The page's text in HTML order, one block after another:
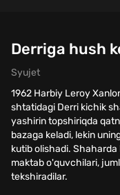
Derriga hush
Syujet
1962 Harbiy Leroy
shtatidagi Derri kichik
yashirin topshiriqda
bazaga keladi, lekin
kutib olishadi.
maktab o'quvchilari,
tekshiradilar.